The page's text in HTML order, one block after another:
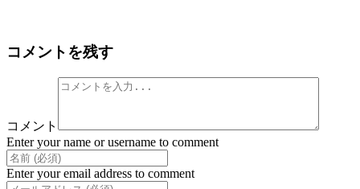
コメントを残す
コメント
Enter your name or username to comment
Enter your email address to comment